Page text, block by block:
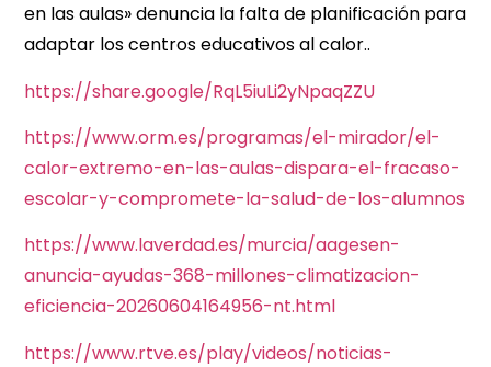
en las aulas» denuncia la falta de planificación para
adaptar los centros educativos al calor..
https://share.google/RqL5iuLi2yNpaqZZU
https://www.orm.es/programas/el-mirador/el-
calor-extremo-en-las-aulas-dispara-el-fracaso-
escolar-y-compromete-la-salud-de-los-alumnos
https://www.laverdad.es/murcia/aagesen-
anuncia-ayudas-368-millones-climatizacion-
eficiencia-20260604164956-nt.html
https://www.rtve.es/play/videos/noticias-